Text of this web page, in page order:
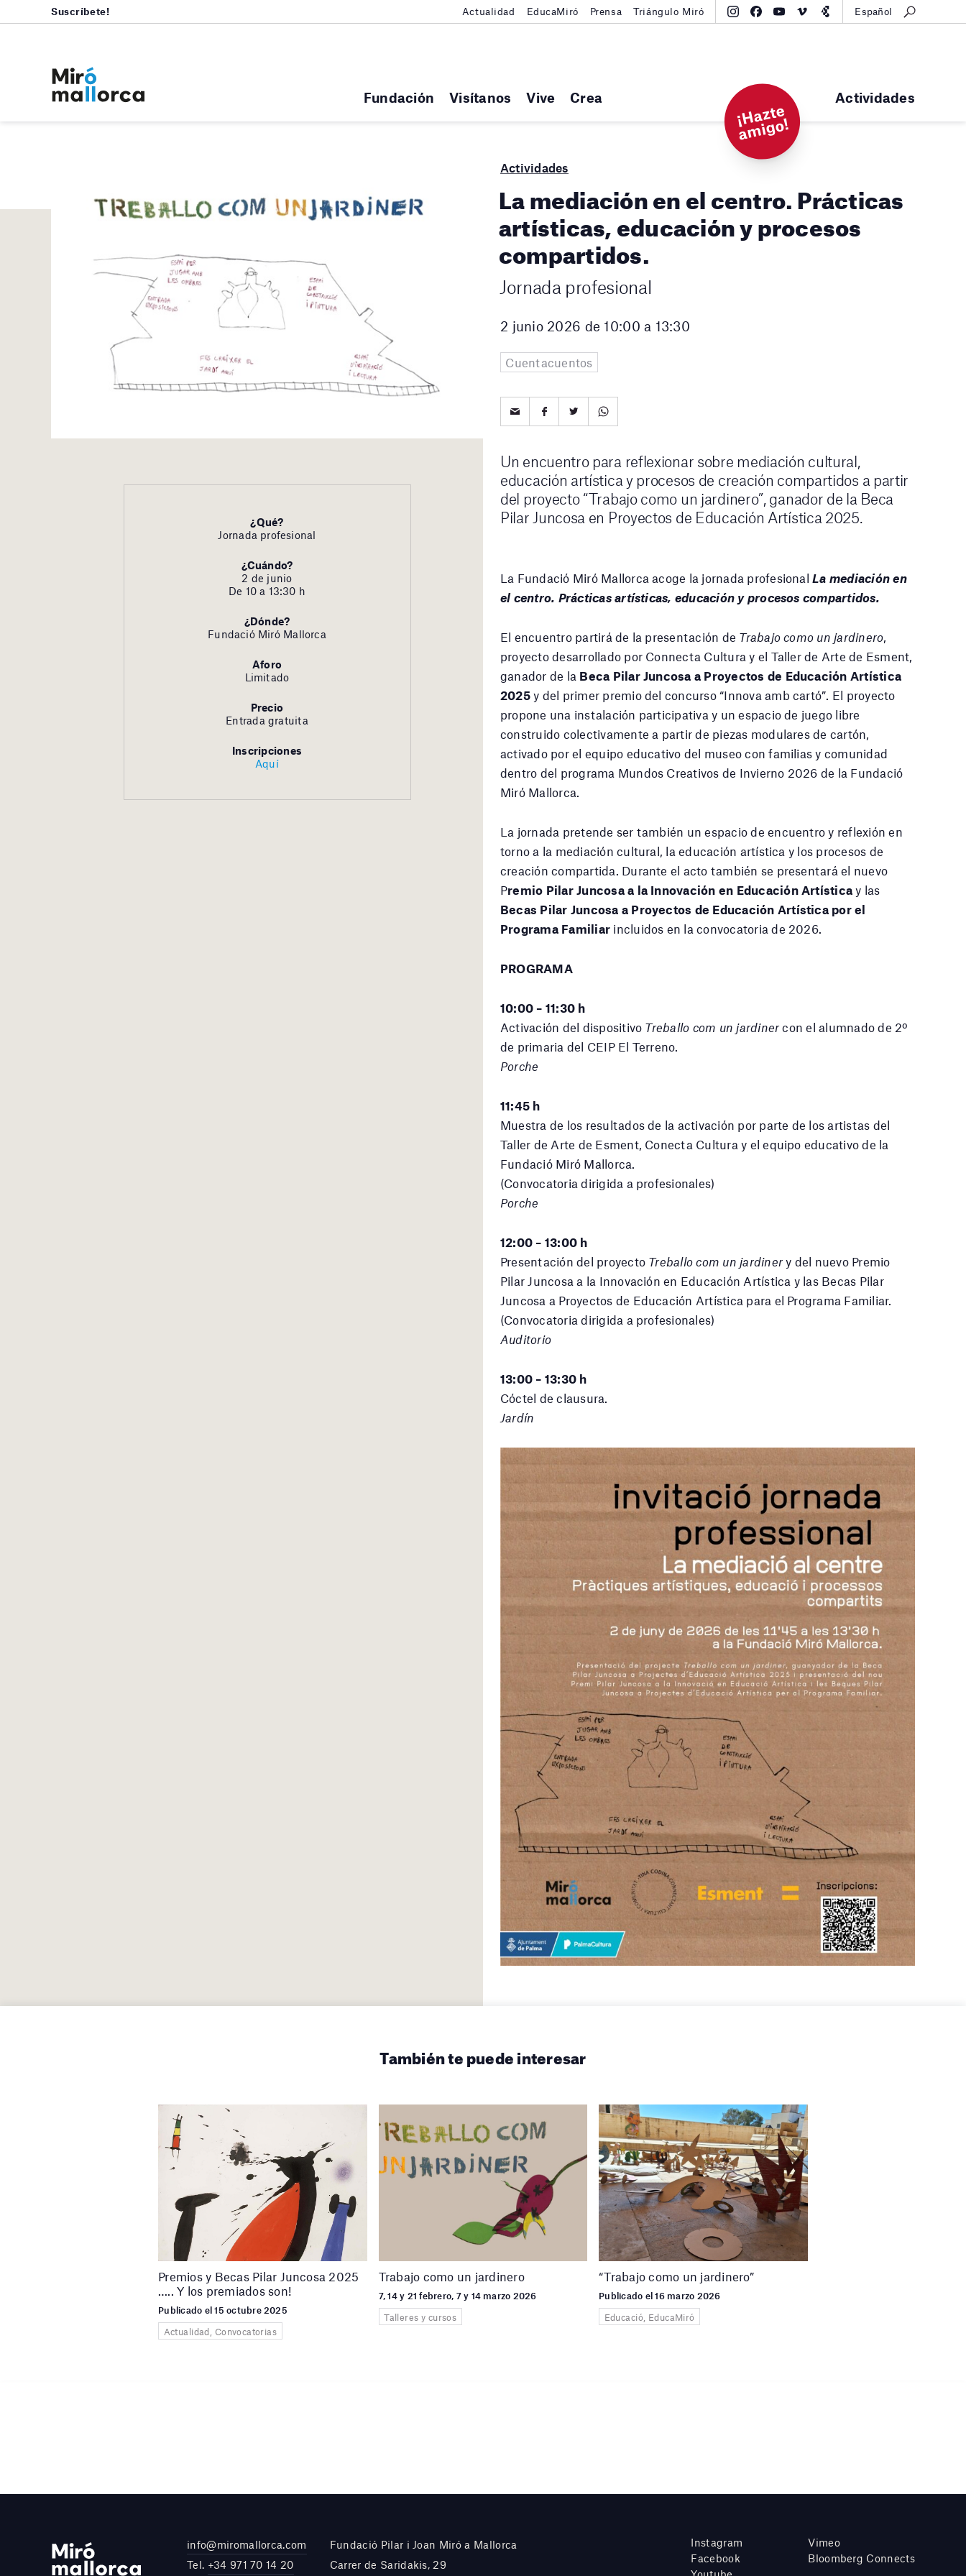
Fundación Visítanos Vive Crea Actividades
Suscríbete! Actualidad EducaMiró Prensa Triángulo Miró Español
¡
H
a
zt
e
a
mi
g
o!
¿Qué?
Jornada profesional
¿Cuándo?
2 de junio
De 10 a 13:30 h
¿Dónde?
Fundació Miró Mallorca
Aforo
Limitado
Precio
Entrada gratuita
Inscripciones
Aquí
Actividades
La mediación en el centro. Prácticas
artísticas, educación y procesos
compartidos.
Jornada profesional
2 junio 2026 de 10:00 a 13:30
Cuentacuentos
Un encuentro para reflexionar sobre mediación cultural,
educación artística y procesos de creación compartidos a partir
del proyecto “Trabajo como un jardinero”, ganador de la Beca
Pilar Juncosa en Proyectos de Educación Artística 2025.
La Fundació Miró Mallorca acoge la jornada profesional La mediación en
el centro. Prácticas artísticas, educación y procesos compartidos.
El encuentro partirá de la presentación de Trabajo como un jardinero
proyecto desarrollado por Connecta Cultura y el Taller de Arte de Esment,
ganador de la Beca Pilar Juncosa a Proyectos de Educación Artística
2025y del primer premio del concurso “Innova amb cartó”. El proyecto
propone una instalación participativa y un espacio de juego libre
construido colectivamente a partir de piezas modulares de cartón,
activado por el equipo educativo del museo con familias y comunidad
dentro del programa Mundos Creativos de Invierno 2026 de la Fundació
Miró Mallorca.
La jornada pretende ser también un espacio de encuentro y reflexión en
torno a la mediación cultural, la educación artística y los procesos de
creación compartida. Durante el acto también se presentará el nuevo
Premio Pilar Juncosa a la Innovación en Educación Artística y las
Becas Pilar Juncosa a Proyectos de Educación Artística por el
Programa Familiar incluidos en la convocatoria de 2026.
PROGRAMA
10:00 – 11:30 h
Activación del dispositivo Treballo com un jardinercon el alumnado de 2º
de primaria del CEIP El Terreno.
Porche
11:45 h
Muestra de los resultados de la activación por parte de los artistas del
Taller de Arte de Esment, Conecta Cultura y el equipo educativo de la
Fundació Miró Mallorca.
(Convocatoria dirigida a profesionales)
Porche
12:00 – 13:00 h
Presentación del proyecto Treballo com un jardinery del nuevo Premio
Pilar Juncosa a la Innovación en Educación Artística y las Becas Pilar
Juncosa a Proyectos de Educación Artística para el Programa Familiar.
(Convocatoria dirigida a profesionales)
Auditorio
13:00 – 13:30 h
Cóctel de clausura.
Jardín
También te puede interesar
Premios y Becas Pilar Juncosa 2025
….. Y los premiados son!
Publicado el 15 octubre 2025
Actualidad, Convocatorias
Trabajo como un jardinero
7, 14 y 21 febrero, 7 y 14 marzo 2026
Talleres y cursos
“Trabajo como un jardinero”
Publicado el 16 marzo 2026
Educació, EducaMiró
info@miromallorca.com
Tel. +34 971 70 14 20
Fundació Pilar i Joan Miró a Mallorca
Carrer de Saridakis, 29
Instagram
Facebook
Vimeo
Bloomberg Connects